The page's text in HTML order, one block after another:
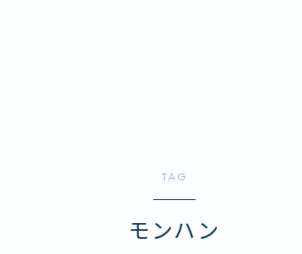
TAG
モンハン